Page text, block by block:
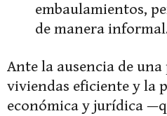
embaulamientos,
de manera
Ante la ausencia de
viviendas eficiente y la
económica y jurídica